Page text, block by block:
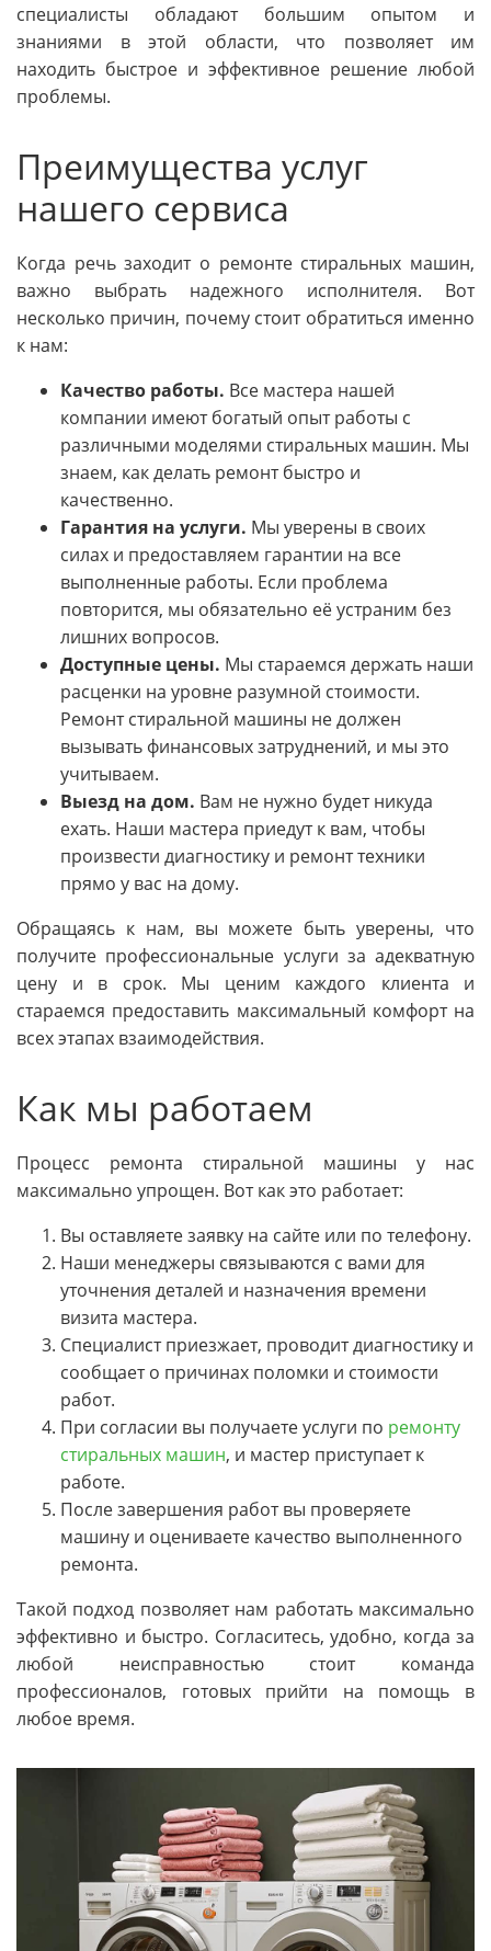
специалисты обладают большим опытом и
знаниями в этой области, что позволяет им
находить быстрое и эффективное решение любой
проблемы.
Преимущества услуг
нашего сервиса
Когда речь заходит о ремонте стиральных машин,
важно выбрать надежного исполнителя. Вот
несколько причин, почему стоит обратиться именно
к нам:
Качество работы. Все мастера нашей
компании имеют богатый опыт работы с
различными моделями стиральных машин. Мы
знаем, как делать ремонт быстро и
качественно.
Гарантия на услуги. Мы уверены в своих
силах и предоставляем гарантии на все
выполненные работы. Если проблема
повторится, мы обязательно её устраним без
лишних вопросов.
Доступные цены. Мы стараемся держать наши
расценки на уровне разумной стоимости.
Ремонт стиральной машины не должен
вызывать финансовых затруднений, и мы это
учитываем.
Выезд на дом. Вам не нужно будет никуда
ехать. Наши мастера приедут к вам, чтобы
произвести диагностику и ремонт техники
прямо у вас на дому.
Обращаясь к нам, вы можете быть уверены, что
получите профессиональные услуги за адекватную
цену и в срок. Мы ценим каждого клиента и
стараемся предоставить максимальный комфорт на
всех этапах взаимодействия.
Как мы работаем
Процесс ремонта стиральной машины у нас
максимально упрощен. Вот как это работает:
Вы оставляете заявку на сайте или по телефону.
Наши менеджеры связываются с вами для
уточнения деталей и назначения времени
визита мастера.
Специалист приезжает, проводит диагностику и
сообщает о причинах поломки и стоимости
работ.
При согласии вы получаете услуги по ремонту
стиральных машин, и мастер приступает к
работе.
После завершения работ вы проверяете
машину и оцениваете качество выполненного
ремонта.
Такой подход позволяет нам работать максимально
эффективно и быстро. Согласитесь, удобно, когда за
любой неисправностью стоит команда
профессионалов, готовых прийти на помощь в
любое время.